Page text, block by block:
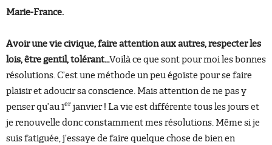
Marie-France.
Avoir une vie civique, faire attention aux autres, respecter les
lois, être gentil, tolérant…Voilà ce que sont pour moi les bonnes
résolutions. C’est une méthode un peu égoïste pour se faire
plaisir et adoucir sa conscience. Mais attention de ne pas y
penser qu’au 1er janvier ! La vie est différente tous les jours et
je renouvelle donc constamment mes résolutions. Même si je
suis fatiguée, j’essaye de faire quelque chose de bien en